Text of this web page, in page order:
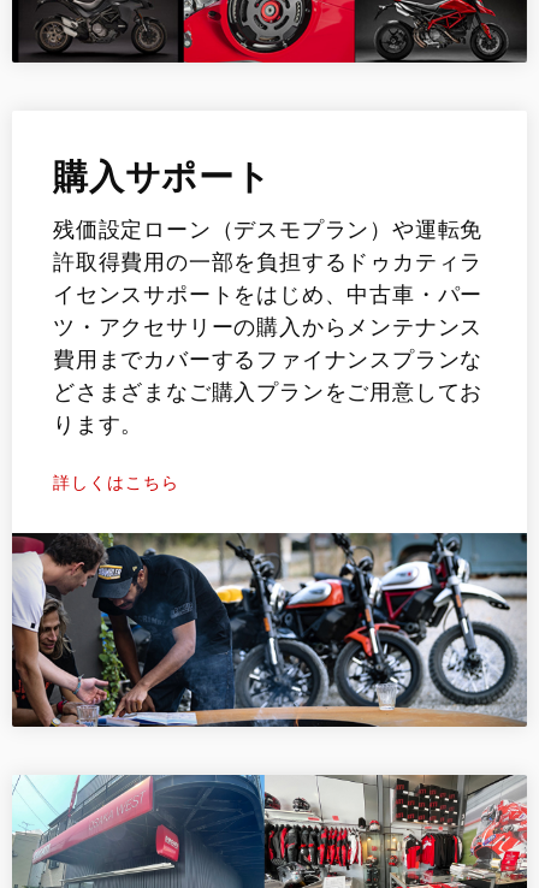
購入サポート
残価設定ローン（デスモプラン）や運転免
許取得費用の一部を負担するドゥカティラ
イセンスサポートをはじめ、中古車・パー
ツ・アクセサリーの購入からメンテナンス
費用までカバーするファイナンスプランな
どさまざまなご購入プランをご用意してお
ります。
詳しくはこちら